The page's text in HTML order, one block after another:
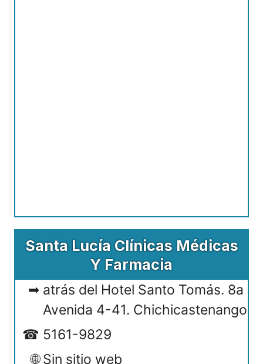
Santa Lucía Clínicas Médicas
Y Farmacia
atrás del Hotel Santo Tomás. 8a
Avenida 4-41. Chichicastenango
5161-9829
Sin sitio web